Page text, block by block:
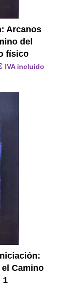
Arcanos
del
físico
IVA incluido
Camino
1